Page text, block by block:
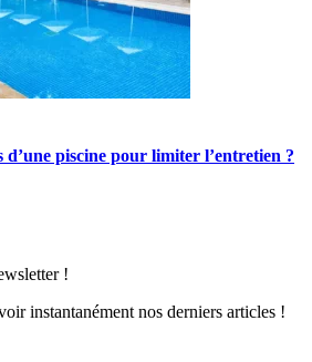
d’une piscine pour limiter l’entretien ?
!
instantanément nos derniers articles !